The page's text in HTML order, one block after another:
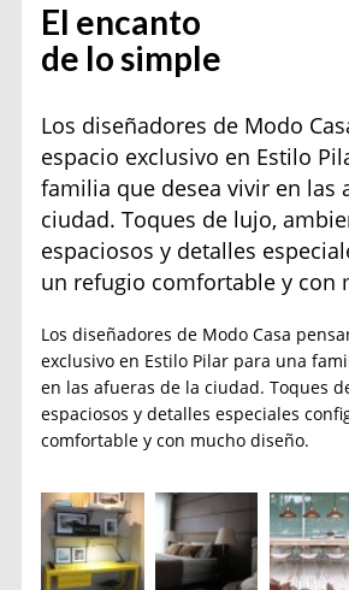
El encanto
de lo simple
Los diseñadores de Modo
espacio exclusivo en Estilo
familia que desea vivir en las
ciudad. Toques de lujo,
espaciosos y detalles
un refugio comfortable y con
Los diseñadores de Modo Casa
exclusivo en Estilo Pilar para una
en las afueras de la ciudad. Toques
espaciosos y detalles especiales
comfortable y con mucho diseño.